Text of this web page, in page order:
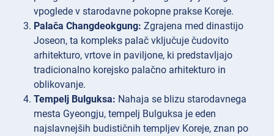
vpoglede v starodavne pokopne prakse Koreje.
Palača Changdeokgung: Zgrajena med dinastijo
Joseon, ta kompleks palač vključuje čudovito
arhitekturo, vrtove in paviljone, ki predstavljajo
tradicionalno korejsko palačno arhitekturo in
oblikovanje.
Tempelj Bulguksa: Nahaja se blizu starodavnega
mesta Gyeongju, tempelj Bulguksa je eden
najslavnejših budističnih templjev Koreje, znan po